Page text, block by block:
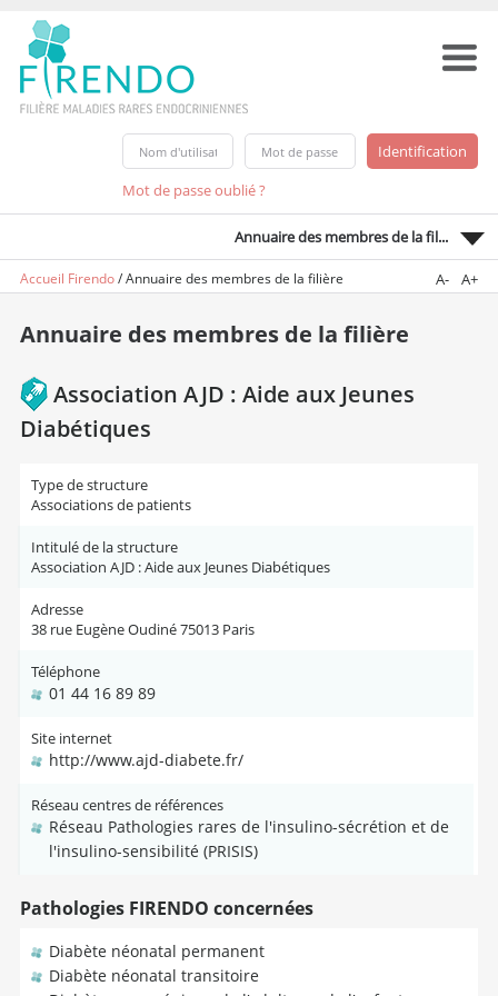
Mot de passe oublié ?
Annuaire des membres de la fil...
Accueil Firendo/Annuaire des membres de la filière A- A+
Annuaire des membres de la filière
Association AJD : Aide aux Jeunes
Diabétiques
Type de structure
Associations de patients
Intitulé de la structure
Association AJD : Aide aux Jeunes Diabétiques
Adresse
38 rue Eugène Oudiné 75013 Paris
Téléphone
01 44 16 89 89
Site internet
http://www.ajd-diabete.fr/
Réseau centres de références
Réseau Pathologies rares de l'insulino-sécrétion et de
l'insulino-sensibilité (PRISIS)
Pathologies FIRENDO concernées
Diabète néonatal permanent
Diabète néonatal transitoire